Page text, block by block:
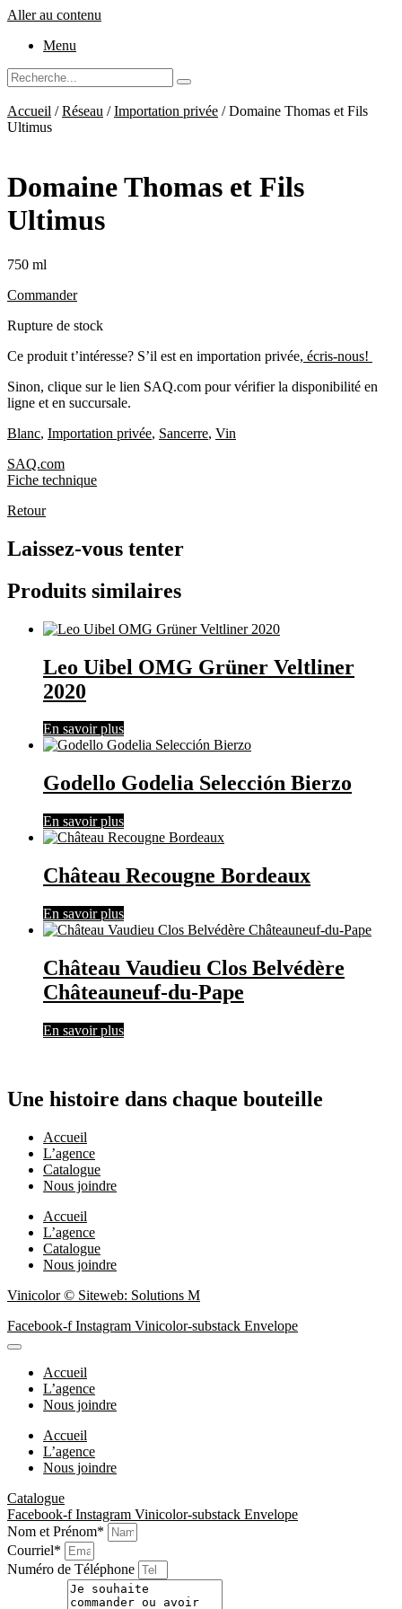
Aller au contenu
Menu
Accueil /Réseau /Importation privée / Domaine Thomas et Fils
Ultimus
Domaine Thomas et Fils
Ultimus
750 ml
Commander
Rupture de stock
Ce produit t’intéresse? S’il est en importation privée, écris-nous!
Sinon, clique sur le lien SAQ.com pour vérifier la disponibilité en
ligne et en succursale.
Blanc, Importation privée, Sancerre, Vin
SAQ.com
Fiche technique
Retour
Laissez-vous tenter
Produits similaires
Leo Uibel OMG Grüner Veltliner
2020
En savoir plus
Godello Godelia Selección Bierzo
En savoir plus
Château Recougne Bordeaux
En savoir plus
Château Vaudieu Clos Belvédère
Châteauneuf-du-Pape
En savoir plus
Une histoire dans chaque bouteille
Accueil
L’agence
Catalogue
Nous joindre
Accueil
L’agence
Catalogue
Nous joindre
Vinicolor © Siteweb: Solutions M
Facebook-f Instagram Vinicolor-substack Envelope
Accueil
L’agence
Nous joindre
Accueil
L’agence
Nous joindre
Catalogue
Facebook-f Instagram Vinicolor-substack Envelope
Nom et Prénom*
Courriel*
Numéro de Téléphone